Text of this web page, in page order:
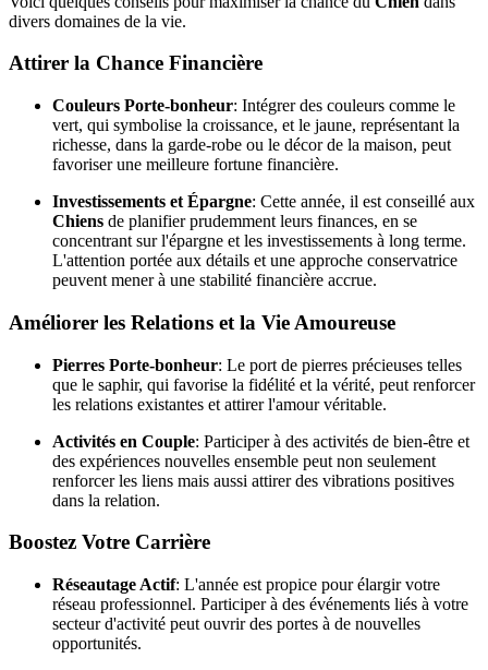
divers domaines de la vie.
Attirer la Chance Financière
Couleurs Porte-bonheur: Intégrer des couleurs comme le
vert, qui symbolise la croissance, et le jaune, représentant la
richesse, dans la garde-robe ou le décor de la maison, peut
favoriser une meilleure fortune financière.
Investissements et Épargne: Cette année, il est conseillé aux
Chiens de planifier prudemment leurs finances, en se
concentrant sur l'épargne et les investissements à long terme.
L'attention portée aux détails et une approche conservatrice
peuvent mener à une stabilité financière accrue.
Améliorer les Relations et la Vie Amoureuse
Pierres Porte-bonheur: Le port de pierres précieuses telles
que le saphir, qui favorise la fidélité et la vérité, peut renforcer
les relations existantes et attirer l'amour véritable.
Activités en Couple: Participer à des activités de bien-être et
des expériences nouvelles ensemble peut non seulement
renforcer les liens mais aussi attirer des vibrations positives
dans la relation.
Boostez Votre Carrière
Réseautage Actif: L'année est propice pour élargir votre
réseau professionnel. Participer à des événements liés à votre
secteur d'activité peut ouvrir des portes à de nouvelles
opportunités.